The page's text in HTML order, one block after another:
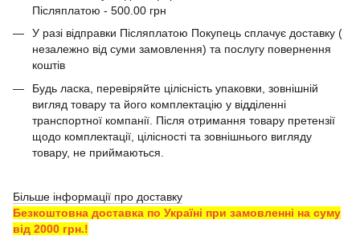
Післяплатою - 500.00 грн
У разі відправки Післяплатою Покупець сплачує доставку (
незалежно від суми замовлення) та послугу повернення
коштів
Будь ласка, перевіряйте цілісність упаковки, зовнішній
вигляд товару та його комплектацію у відділенні
транспортної компанії. Після отримання товару претензії
щодо комплектації, цілісності та зовнішнього вигляду
товару, не приймаються.
Більше інформації про доставку
Безкоштовна доставка по Україні при замовленні на суму
від 2000 грн.!